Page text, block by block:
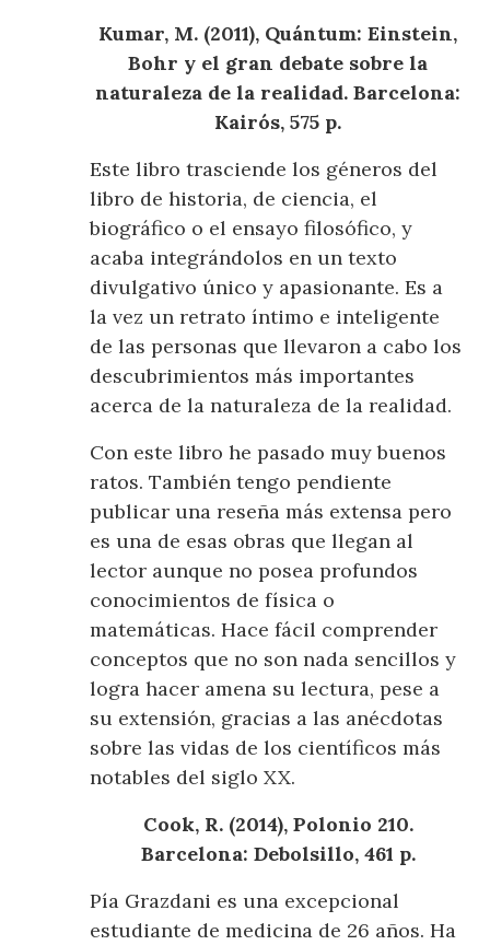
Kumar, M. (2011), Quántum: Einstein,
Bohr y el gran debate sobre la
naturaleza de la realidad. Barcelona:
Kairós, 575 p.
Este libro trasciende los géneros del
libro de historia, de ciencia, el
biográfico o el ensayo filosófico, y
acaba integrándolos en un texto
divulgativo único y apasionante. Es a
la vez un retrato íntimo e inteligente
de las personas que llevaron a cabo los
descubrimientos más importantes
acerca de la naturaleza de la realidad.
Con este libro he pasado muy buenos
ratos. También tengo pendiente
publicar una reseña más extensa pero
es una de esas obras que llegan al
lector aunque no posea profundos
conocimientos de física o
matemáticas. Hace fácil comprender
conceptos que no son nada sencillos y
logra hacer amena su lectura, pese a
su extensión, gracias a las anécdotas
sobre las vidas de los científicos más
notables del siglo XX.
Cook, R. (2014), Polonio 210.
Barcelona: Debolsillo, 461 p.
Pía Grazdani es una excepcional
estudiante de medicina de 26 años. Ha